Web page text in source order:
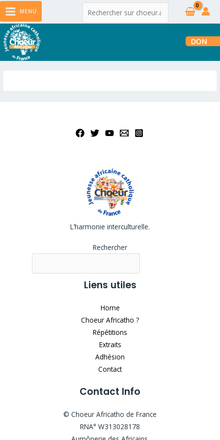
MENU
DON
L’harmonie interculturelle.
Rechercher
Liens utiles
Home
Choeur Africatho ?
Répétitions
Extraits
Adhésion
Contact
Contact Info
© Choeur Africatho de France
RNA° W313028178